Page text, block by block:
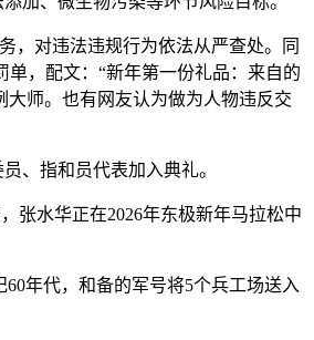
，对违法违规行为依法从严查处。同
，配文：“新年第一份礼品：来自的
师。也有网友认为做为人物违反交
、指和员代表加入典礼。
张水华正在2026年东极新年马拉松中
年代，和备的军号将5个兵工场送入